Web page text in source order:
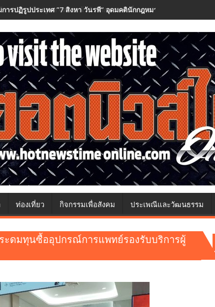
ารปฏิรูปประเทศ ”7 สิงหา วันรพี“ อุดมคตินักกฎหมายภายใต้วิกฤติศรัทธา
ท่องเที่ยว กิจกรรมเพื่อสังคม ประเพณีและวัฒนธรรม
ดมทุนซื้ออุปกรณ์การแพทย์รองรับบริการผู้